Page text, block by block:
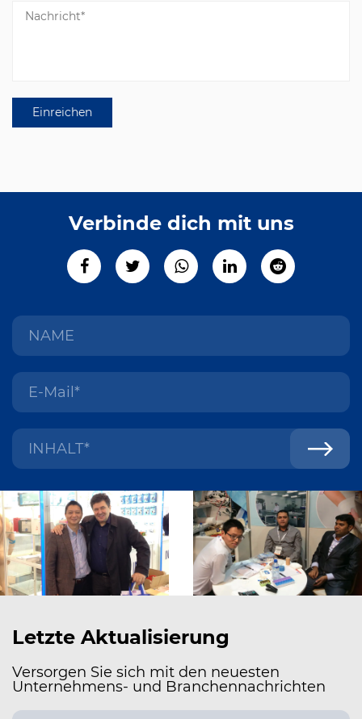
Verbinde dich mit uns
Letzte Aktualisierung
Versorgen Sie sich mit den neuesten
Unternehmens- und Branchennachrichten